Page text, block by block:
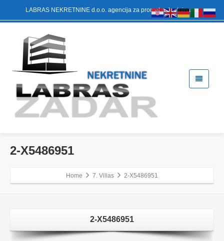
LABRAS NEKRETNINE d.o.o. agencija za promet nekretninama
2-X5486951
Home 7. Villas 2-X5486951
2-X5486951